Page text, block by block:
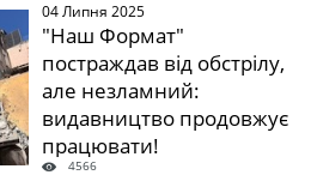
04 Липня 2025
"Наш Формат"
постраждав від обстрілу,
але незламний:
видавництво продовжує
працювати!
4566